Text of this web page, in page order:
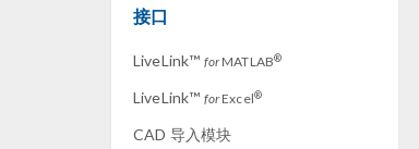
接口
LiveLink™ forMATLAB®
LiveLink™ forExcel®
CAD 导入模块